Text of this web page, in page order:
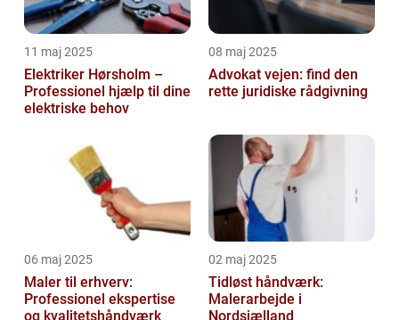
11 maj 2025
Elektriker Hørsholm –
Professionel hjælp til dine
elektriske behov
08 maj 2025
Advokat vejen: find den
rette juridiske rådgivning
06 maj 2025
Maler til erhverv:
Professionel ekspertise
og kvalitetshåndværk
02 maj 2025
Tidløst håndværk:
Malerarbejde i
Nordsjælland